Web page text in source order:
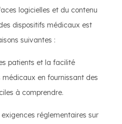
logicielles et du contenu
dispositifs médicaux est
suivantes :
patients et la facilité
en fournissant des
à comprendre.
réglementaires sur